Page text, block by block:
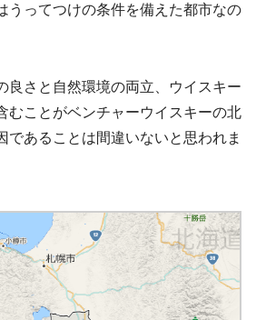
うってつけの条件を備えた都市なの
良さと自然環境の両立、ウイスキー
むことがベンチャーウイスキーの北
であることは間違いないと思われま